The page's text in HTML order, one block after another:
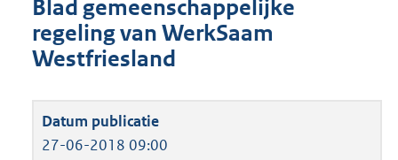
Blad gemeenschappelijke
regeling van WerkSaam
Westfriesland
27-06-2018 09:00